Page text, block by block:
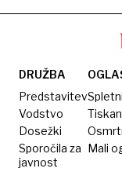
planinca
telesu
DRUŽBA
Predstavitev
Vodstvo
Dosežki
Sporočila za
javnost
Mali